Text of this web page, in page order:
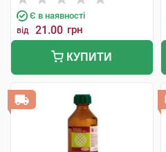
Є в наявності
від 21.00 грн
КУПИТИ